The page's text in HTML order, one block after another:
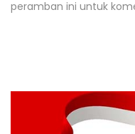
peramban ini untuk